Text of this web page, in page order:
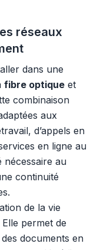
réseaux
dans une
fibre optique et
combinaison
aux
d’appels en
en ligne au
nécessaire au
continuité
de la vie
permet de
documents en